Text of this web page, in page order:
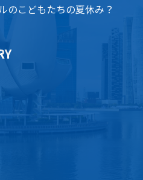
のこどもたちの夏休み？